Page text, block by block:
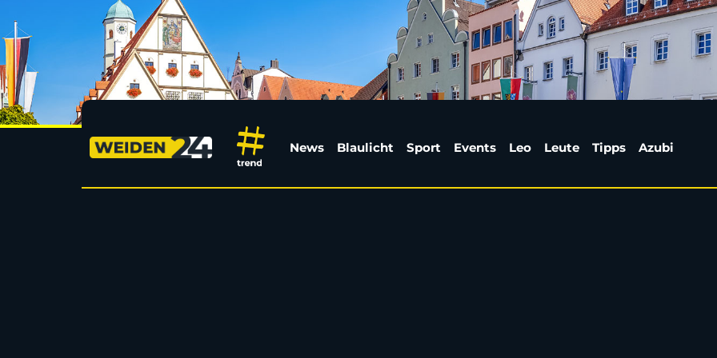
Kontrolle an A6: Sattelzugauflieger mit
News Blaulicht Sport Events Leo Leute Tipps Azubi